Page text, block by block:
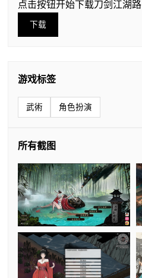
点击按钮开始下载刀剑江湖路
下载
游戏标签
武術 角色扮演
所有截图